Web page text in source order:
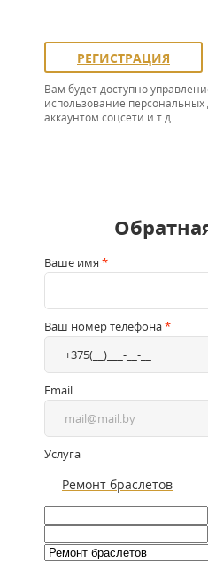
РЕГИСТРАЦИЯ
Вам будет доступно
использование
аккаунтом соцсети и т.д.
Ваше имя *
Ваш номер телефона*
Email
Услуга
Ремонт браслетов